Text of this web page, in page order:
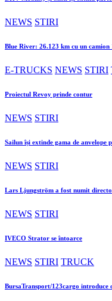
NEWS STIRI
Blue River: 26.123 km cu un
E-TRUCKS NEWS STIRI
Proiectul Revoy prinde contur
NEWS STIRI
Sailun își extinde gama de anvelope
NEWS STIRI
Lars Ljungström a fost numit
NEWS STIRI
IVECO Strator se întoarce
NEWS STIRI TRUCK
BursaTransport/123cargo introduce